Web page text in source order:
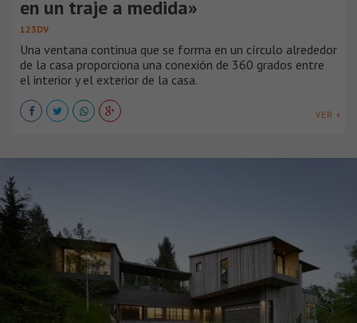
en un traje a medida»
123DV
Una ventana continua que se forma en un círculo alrededor
de la casa proporciona una conexión de 360 ​​grados entre
el interior y el exterior de la casa.
VER +